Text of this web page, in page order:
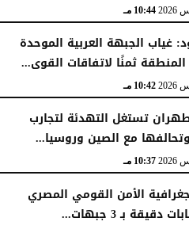
10:44 مـ
غياب الجبهة العربية الموحدة
ثمنًا لاتفاقات القوى...
10:42 مـ
تستغل التهدئة لتجارب
مع الصين وروسيا...
10:37 مـ
الأمن القومي المصري
بـ 3 جبهات...